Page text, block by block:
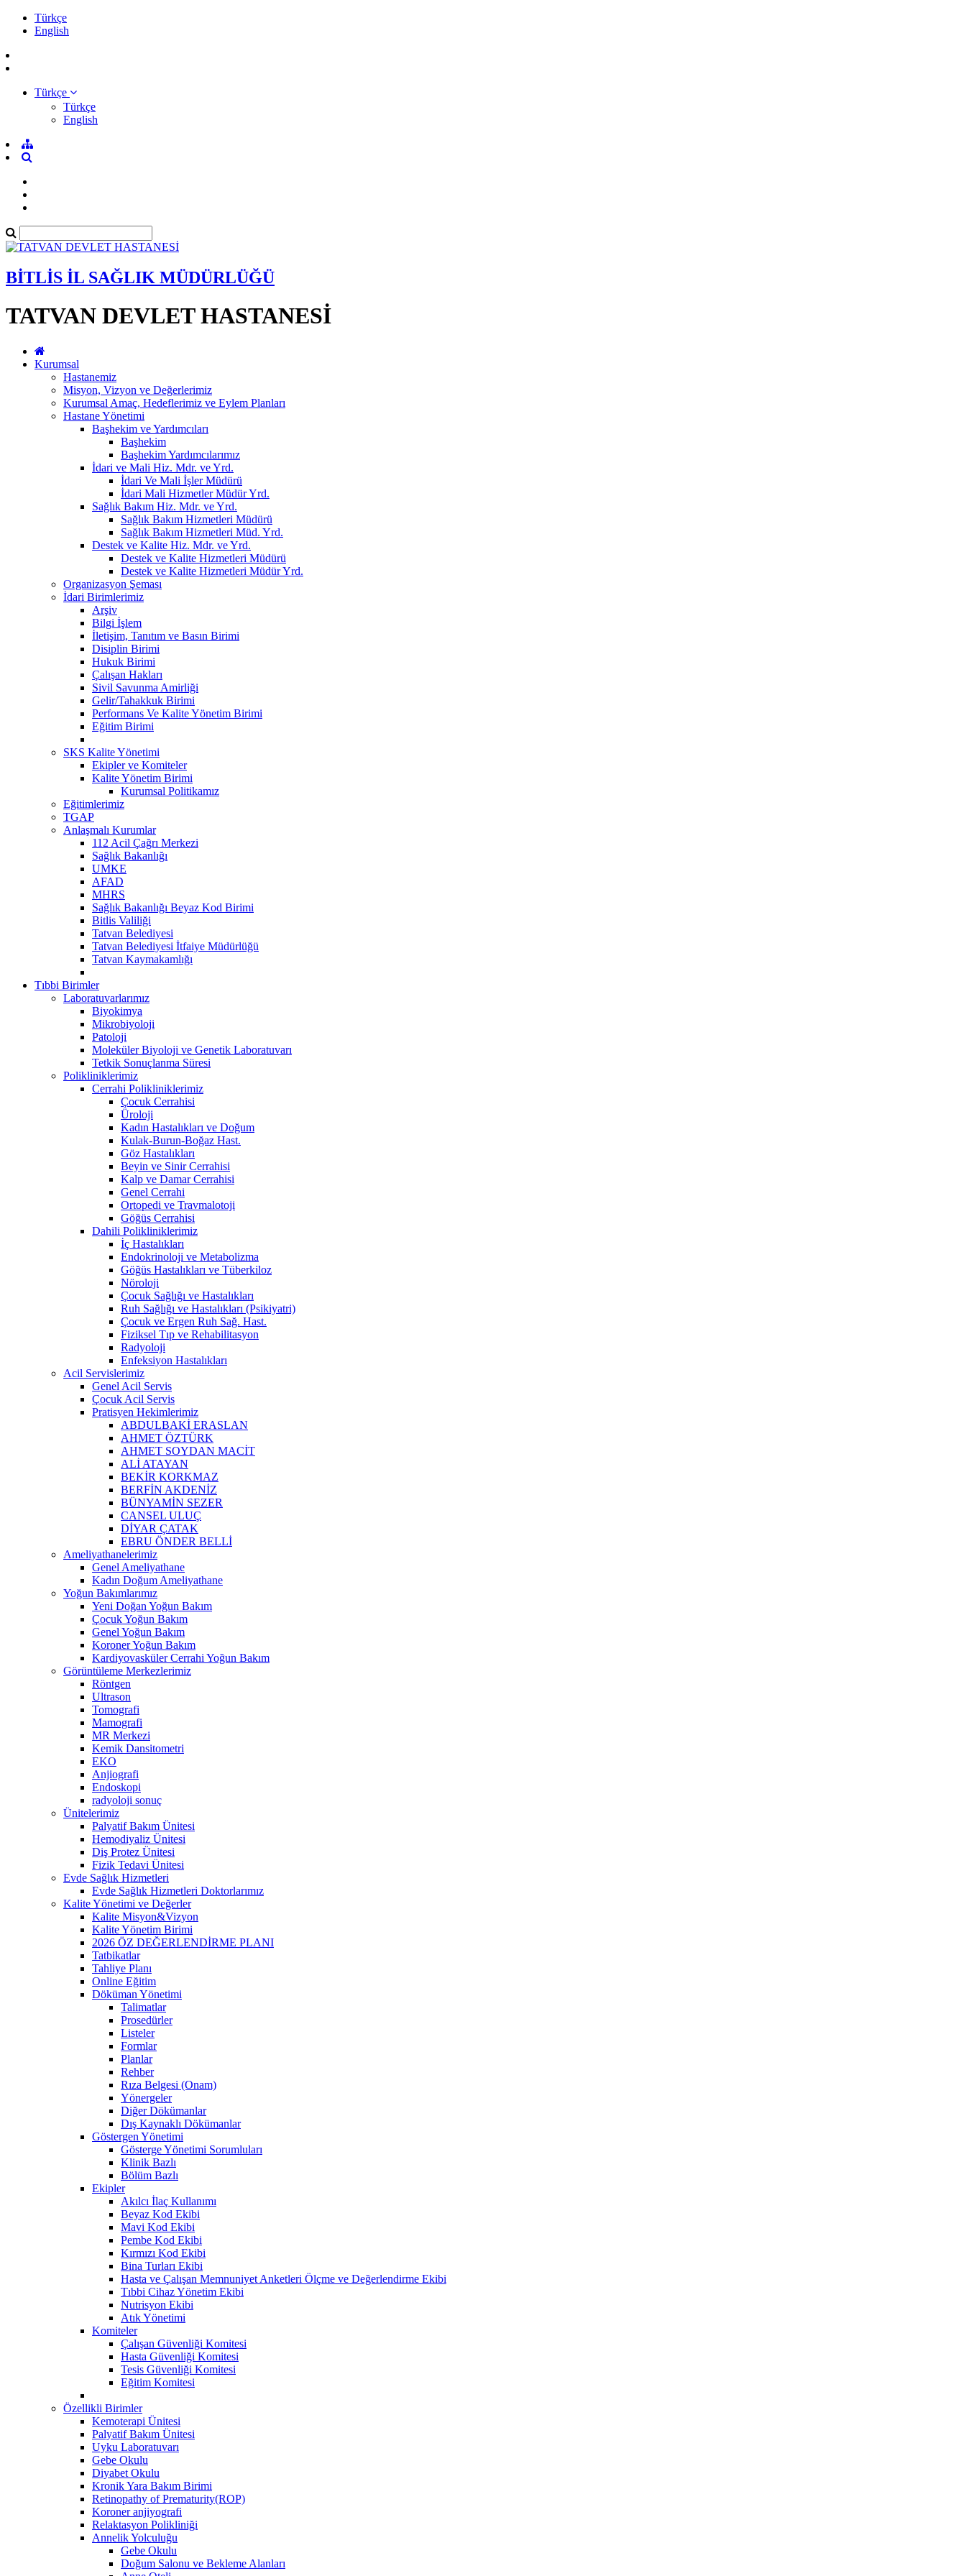
Türkçe
English
Türkçe
Türkçe
English
BİTLİS İL SAĞLIK MÜDÜRLÜĞÜ
TATVAN DEVLET HASTANESİ
Kurumsal
Hastanemiz
Misyon, Vizyon ve Değerlerimiz
Kurumsal Amaç, Hedeflerimiz ve Eylem Planları
Hastane Yönetimi
Başhekim ve Yardımcıları
Başhekim
Başhekim Yardımcılarımız
İdari ve Mali Hiz. Mdr. ve Yrd.
İdari Ve Mali İşler Müdürü
İdari Mali Hizmetler Müdür Yrd.
Sağlık Bakım Hiz. Mdr. ve Yrd.
Sağlık Bakım Hizmetleri Müdürü
Sağlık Bakım Hizmetleri Müd. Yrd.
Destek ve Kalite Hiz. Mdr. ve Yrd.
Destek ve Kalite Hizmetleri Müdürü
Destek ve Kalite Hizmetleri Müdür Yrd.
Organizasyon Şeması
İdari Birimlerimiz
Arşiv
Bilgi İşlem
İletişim, Tanıtım ve Basın Birimi
Disiplin Birimi
Hukuk Birimi
Çalışan Hakları
Sivil Savunma Amirliği
Gelir/Tahakkuk Birimi
Performans Ve Kalite Yönetim Birimi
Eğitim Birimi
SKS Kalite Yönetimi
Ekipler ve Komiteler
Kalite Yönetim Birimi
Kurumsal Politikamız
Eğitimlerimiz
TGAP
Anlaşmalı Kurumlar
112 Acil Çağrı Merkezi
Sağlık Bakanlığı
UMKE
AFAD
MHRS
Sağlık Bakanlığı Beyaz Kod Birimi
Bitlis Valiliği
Tatvan Belediyesi
Tatvan Belediyesi İtfaiye Müdürlüğü
Tatvan Kaymakamlığı
Tıbbi Birimler
Laboratuvarlarımız
Biyokimya
Mikrobiyoloji
Patoloji
Moleküler Biyoloji ve Genetik Laboratuvarı
Tetkik Sonuçlanma Süresi
Polikliniklerimiz
Cerrahi Polikliniklerimiz
Çocuk Cerrahisi
Üroloji
Kadın Hastalıkları ve Doğum
Kulak-Burun-Boğaz Hast.
Göz Hastalıkları
Beyin ve Sinir Cerrahisi
Kalp ve Damar Cerrahisi
Genel Cerrahi
Ortopedi ve Travmalotoji
Göğüs Cerrahisi
Dahili Polikliniklerimiz
İç Hastalıkları
Endokrinoloji ve Metabolizma
Göğüs Hastalıkları ve Tüberkiloz
Nöroloji
Çocuk Sağlığı ve Hastalıkları
Ruh Sağlığı ve Hastalıkları (Psikiyatri)
Çocuk ve Ergen Ruh Sağ. Hast.
Fiziksel Tıp ve Rehabilitasyon
Radyoloji
Enfeksiyon Hastalıkları
Acil Servislerimiz
Genel Acil Servis
Çocuk Acil Servis
Pratisyen Hekimlerimiz
ABDULBAKİ ERASLAN
AHMET ÖZTÜRK
AHMET SOYDAN MACİT
ALİ ATAYAN
BEKİR KORKMAZ
BERFİN AKDENİZ
BÜNYAMİN SEZER
CANSEL ULUÇ
DİYAR ÇATAK
EBRU ÖNDER BELLİ
Ameliyathanelerimiz
Genel Ameliyathane
Kadın Doğum Ameliyathane
Yoğun Bakımlarımız
Yeni Doğan Yoğun Bakım
Çocuk Yoğun Bakım
Genel Yoğun Bakım
Koroner Yoğun Bakım
Kardiyovasküler Cerrahi Yoğun Bakım
Görüntüleme Merkezlerimiz
Röntgen
Ultrason
Tomografi
Mamografi
MR Merkezi
Kemik Dansitometri
EKO
Anjiografi
Endoskopi
radyoloji sonuç
Ünitelerimiz
Palyatif Bakım Ünitesi
Hemodiyaliz Ünitesi
Diş Protez Ünitesi
Fizik Tedavi Ünitesi
Evde Sağlık Hizmetleri
Evde Sağlık Hizmetleri Doktorlarımız
Kalite Yönetimi ve Değerler
Kalite Misyon&Vizyon
Kalite Yönetim Birimi
2026 ÖZ DEĞERLENDİRME PLANI
Tatbikatlar
Tahliye Planı
Online Eğitim
Döküman Yönetimi
Talimatlar
Prosedürler
Listeler
Formlar
Planlar
Rehber
Rıza Belgesi (Onam)
Yönergeler
Diğer Dökümanlar
Dış Kaynaklı Dökümanlar
Göstergen Yönetimi
Gösterge Yönetimi Sorumluları
Klinik Bazlı
Bölüm Bazlı
Ekipler
Akılcı İlaç Kullanımı
Beyaz Kod Ekibi
Mavi Kod Ekibi
Pembe Kod Ekibi
Kırmızı Kod Ekibi
Bina Turları Ekibi
Hasta ve Çalışan Memnuniyet Anketleri Ölçme ve Değerlendirme Ekibi
Tıbbi Cihaz Yönetim Ekibi
Nutrisyon Ekibi
Atık Yönetimi
Komiteler
Çalışan Güvenliği Komitesi
Hasta Güvenliği Komitesi
Tesis Güvenliği Komitesi
Eğitim Komitesi
Özellikli Birimler
Kemoterapi Ünitesi
Palyatif Bakım Ünitesi
Uyku Laboratuvarı
Gebe Okulu
Diyabet Okulu
Kronik Yara Bakım Birimi
Retinopathy of Prematurity(ROP)
Koroner anjiyografi
Relaktasyon Polikliniği
Annelik Yolculuğu
Gebe Okulu
Doğum Salonu ve Bekleme Alanları